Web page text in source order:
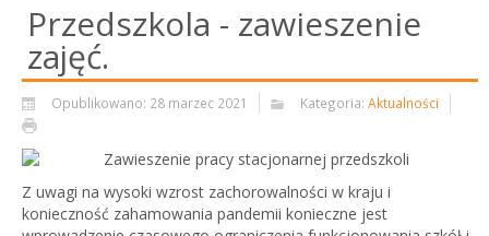
Przedszkola - zawieszenie
zajęć.
Opublikowano: 28 marzec 2021 Kategoria: Aktualności
Z uwagi na wysoki wzrost zachorowalności w kraju i
konieczność zahamowania pandemii konieczne jest